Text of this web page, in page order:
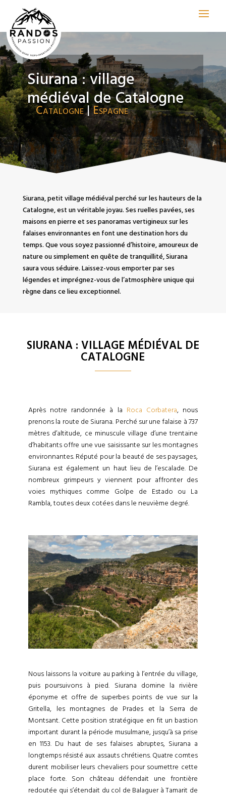
Siurana : village
médiéval de Catalogne
Catalogne|Espagne
Siurana, petit village médiéval perché sur les hauteurs de la
Catalogne, est un véritable joyau. Ses ruelles pavées, ses
maisons en pierre et ses panoramas vertigineux sur les
falaises environnantes en font une destination hors du
temps. Que vous soyez passionné d’histoire, amoureux de
nature ou simplement en quête de tranquillité, Siurana
saura vous séduire. Laissez-vous emporter par ses
légendes et imprégnez-vous de l’atmosphère unique qui
règne dans ce lieu exceptionnel.
SIURANA : VILLAGE MÉDIÉVAL DE
CATALOGNE
Après notre randonnée à la Roca Corbatera, nous
prenons la route de Siurana. Perché sur une falaise à 737
mètres d’altitude, ce minuscule village d’une trentaine
d’habitants offre une vue saisissante sur les montagnes
environnantes. Réputé pour la beauté de ses paysages,
Siurana est également un haut lieu de l’escalade. De
nombreux grimpeurs y viennent pour affronter des
voies mythiques comme Golpe de Estado ou La
Rambla, toutes deux cotées dans le neuvième degré.
Nous laissons la voiture au parking à l’entrée du village,
puis poursuivons à pied. Siurana domine la rivière
éponyme et offre de superbes points de vue sur la
Gritella, les montagnes de Prades et la Serra de
Montsant. Cette position stratégique en fit un bastion
important durant la période musulmane, jusqu’à sa prise
en 1153. Du haut de ses falaises abruptes, Siurana a
longtemps résisté aux assauts chrétiens. Quatre comtes
durent mobiliser leurs chevaliers pour soumettre cette
place forte. Son château défendait une frontière
redoutée qui s’étendait du col de Balaguer à Tamarit de